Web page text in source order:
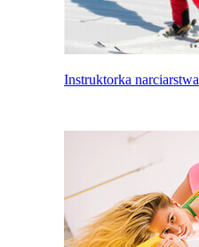
Instruktorka narciarstwa